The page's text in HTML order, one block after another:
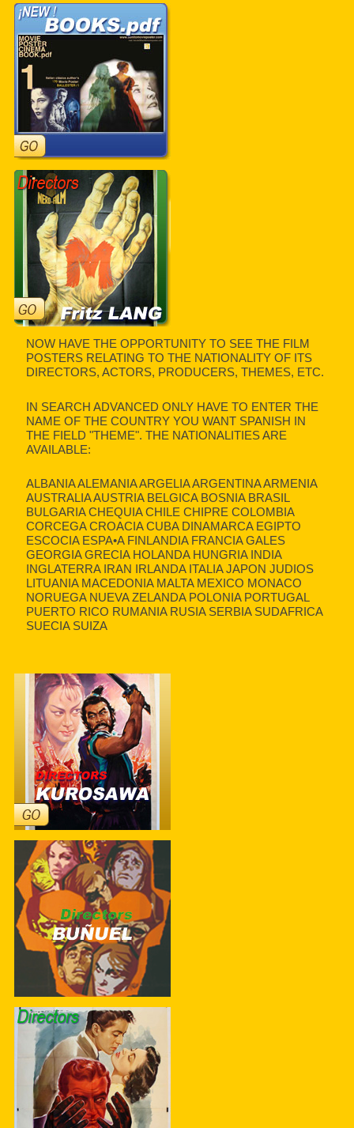
NOW HAVE THE OPPORTUNITY TO SEE THE FILM
POSTERS RELATING TO THE NATIONALITY OF ITS
DIRECTORS, ACTORS, PRODUCERS, THEMES, ETC.
IN SEARCH ADVANCED ONLY HAVE TO ENTER THE
NAME OF THE COUNTRY YOU WANT SPANISH IN
THE FIELD "THEME". THE NATIONALITIES ARE
AVAILABLE:
ALBANIA ALEMANIA ARGELIA ARGENTINA ARMENIA
AUSTRALIA AUSTRIA BELGICA BOSNIA BRASIL
BULGARIA CHEQUIA CHILE CHIPRE COLOMBIA
CORCEGA CROACIA CUBA DINAMARCA EGIPTO
ESCOCIA ESPA•A FINLANDIA FRANCIA GALES
GEORGIA GRECIA HOLANDA HUNGRIA INDIA
INGLATERRA IRAN IRLANDA ITALIA JAPON JUDIOS
LITUANIA MACEDONIA MALTA MEXICO MONACO
NORUEGA NUEVA ZELANDA POLONIA PORTUGAL
PUERTO RICO RUMANIA RUSIA SERBIA SUDAFRICA
SUECIA SUIZA